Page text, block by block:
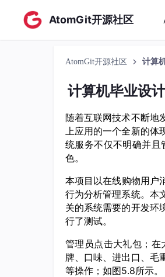
AtomGit开源社区
AtomGit开源社区 计算
计算机毕业设
随着互联网技术不断地
上应用的一个全新的体
统服务不仅不明确并且
色。
本项目以在线购物用户
行为分析管理系统。本
关的系统需要的开发环
行了测试。
管理员点击大礼包 ；在
牌、口味、进出口、毛
等操作 ； 如图5.8所示。